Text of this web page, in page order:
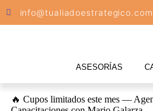
info@tualiadoestrategico.com
ASESORÍAS